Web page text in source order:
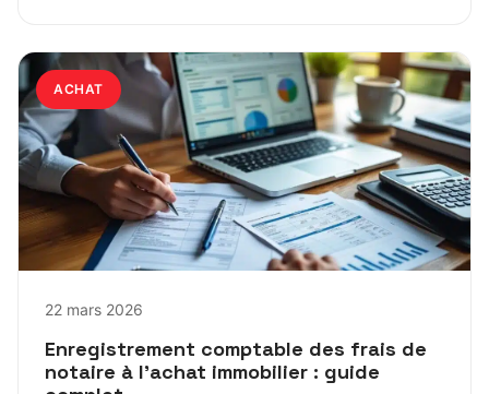
ACHAT
22 mars 2026
Enregistrement comptable des frais de
notaire à l’achat immobilier : guide